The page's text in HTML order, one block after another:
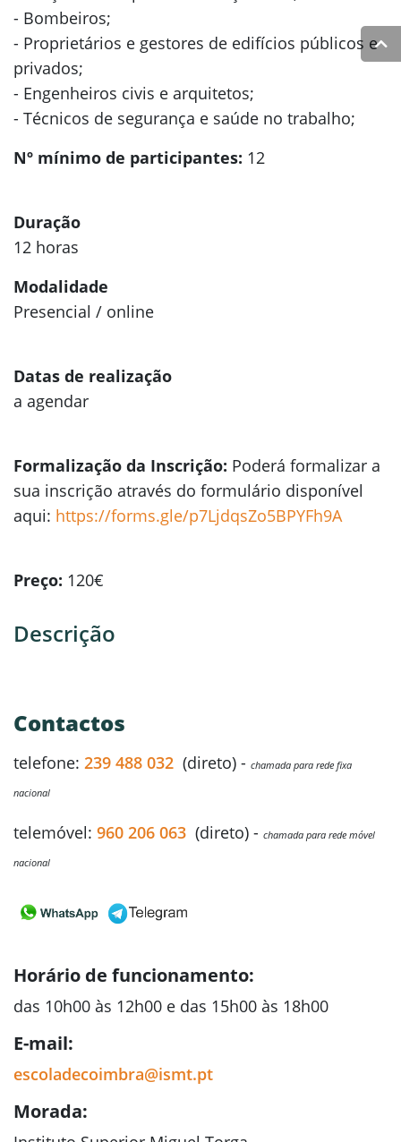
- Bombeiros;
- Proprietários e gestores de edifícios públicos e
privados;
- Engenheiros civis e arquitetos;
- Técnicos de segurança e saúde no trabalho;
Nº mínimo de participantes: 12
Duração
12 horas
Modalidade
Presencial / online
Datas de realização
a agendar
Formalização da Inscrição: Poderá formalizar a
sua inscrição através do formulário disponível
aqui: https://forms.gle/p7LjdqsZo5BPYFh9A
Preço: 120€
Descrição
Contactos
telefone: 239 488 032 (direto) - chamada para rede fixa
nacional
telemóvel: 960 206 063 (direto) - chamada para rede móvel
nacional
Horário de funcionamento:
das 10h00 às 12h00 e das 15h00 às 18h00
E-mail:
escoladecoimbra@ismt.pt
Morada: